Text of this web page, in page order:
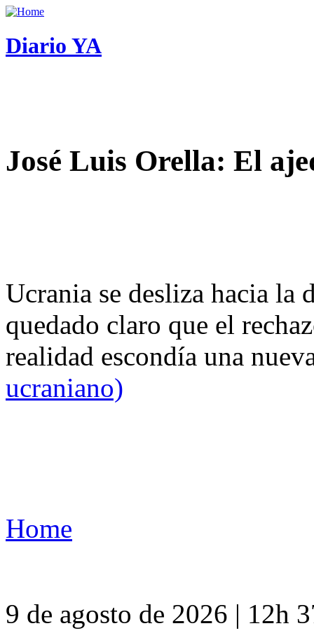
Diario YA
José Luis Orella: El
Ucrania se desliza hacia
quedado claro que el
realidad escondía una
ucraniano)
Home
9 de agosto de 2026 | 12h